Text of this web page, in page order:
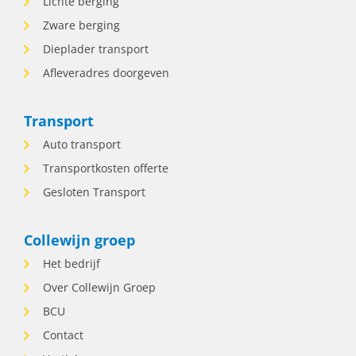
team. • Contact onderhouden met
chauffeurs, opdrachtgevers en klanten. •
spoedmeldingen. • Bewaken van de
voortgang van lopende opdrachten. •
wij? Iemand die: • Rust bewaart wanneer
het druk wordt. • Zelfstandig beslissingen
durft te nemen. • Communicatief sterk is.
• Flexibel inzetbaar is voor wisselende
diensten, inclusief avonden en
verantwoordelijkheid. • Ervaring als
planner heeft óf denkt dat hij of zij dit vak
snel kan leren. Wat krijg je van ons? • Een
functie voor tot uur per week. • Veel
Een afwisselende baan waarin geen
enkele dienst hetzelfde is. • Werken
Zware berging
Dieplader transport
Afleveradres doorgeven
Transport
Auto transport
Transportkosten offerte
Gesloten Transport
Collewijn groep
Het bedrijf
Over Collewijn Groep
BCU
Contact